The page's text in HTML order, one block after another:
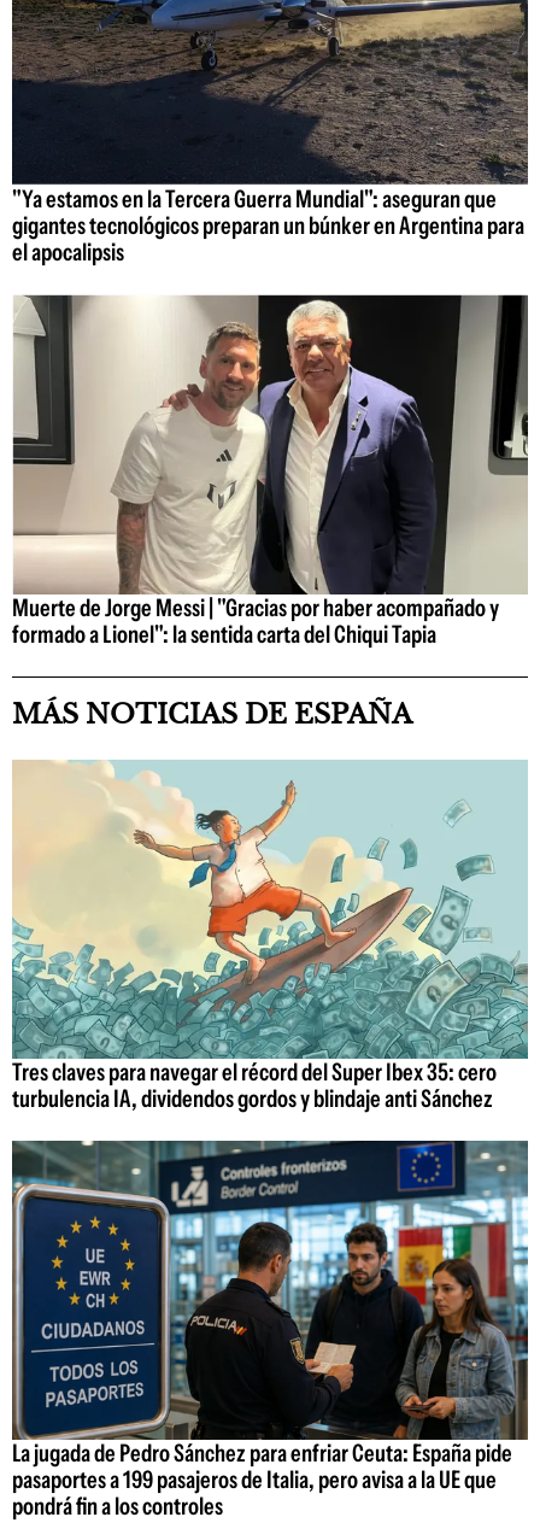
"Ya estamos en la Tercera Guerra Mundial": aseguran que
gigantes tecnológicos preparan un búnker en Argentina para
el apocalipsis
Muerte de Jorge Messi | "Gracias por haber acompañado y
formado a Lionel": la sentida carta del Chiqui Tapia
MÁS NOTICIAS DE ESPAÑA
Tres claves para navegar el récord del Super Ibex 35: cero
turbulencia IA, dividendos gordos y blindaje anti Sánchez
La jugada de Pedro Sánchez para enfriar Ceuta: España pide
pasaportes a 199 pasajeros de Italia, pero avisa a la UE que
pondrá fin a los controles